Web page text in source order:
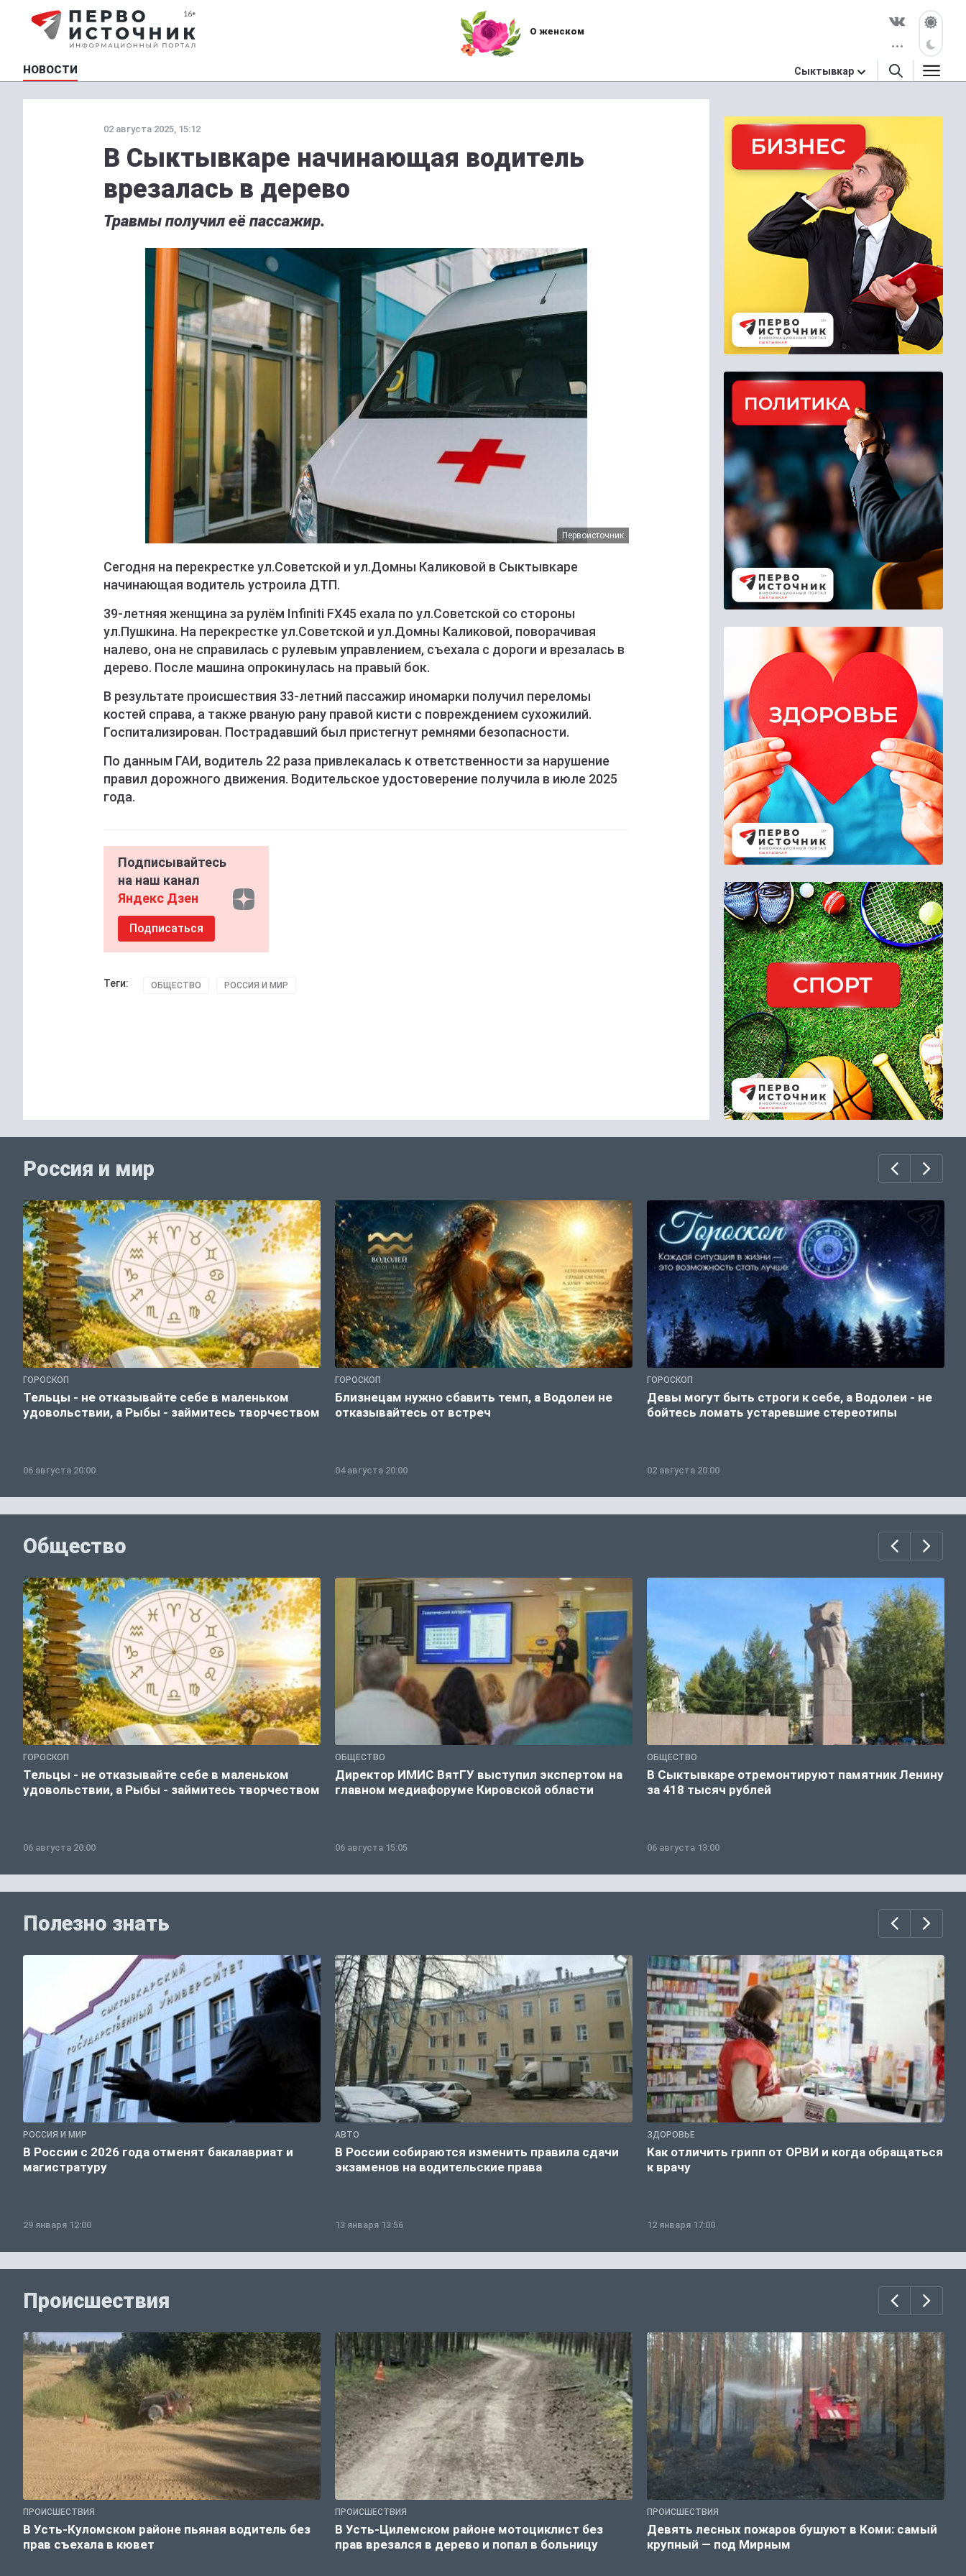
О женском
НОВОСТИ Сыктывкар
02 августа 2025, 15:12
В Сыктывкаре начинающая водитель
врезалась в дерево
Травмы получил её пассажир.
Первоисточник
Сегодня на перекрестке ул.Советской и ул.Домны Каликовой в Сыктывкаре
начинающая водитель устроила ДТП.
39-летняя женщина за рулём Infiniti FX45 ехала по ул.Советской со стороны
ул.Пушкина. На перекрестке ул.Советской и ул.Домны Каликовой, поворачивая
налево, она не справилась с рулевым управлением, съехала с дороги и врезалась в
дерево. После машина опрокинулась на правый бок.
В результате происшествия 33-летний пассажир иномарки получил переломы
костей справа, а также рваную рану правой кисти с повреждением сухожилий.
Госпитализирован. Пострадавший был пристегнут ремнями безопасности.
По данным ГАИ, водитель 22 раза привлекалась к ответственности за нарушение
правил дорожного движения. Водительское удостоверение получила в июле 2025
года.
Подписывайтесь
на наш канал
Яндекс Дзен
Подписаться
Теги: ОБЩЕСТВО РОССИЯ И МИР
Россия и мир
ГОРОСКОП
Тельцы - не отказывайте себе в маленьком
удовольствии, а Рыбы - займитесь творчеством
06 августа 20:00
ГОРОСКОП
Близнецам нужно сбавить темп, а Водолеи не
отказывайтесь от встреч
04 августа 20:00
ГОРОСКОП
Девы могут быть строги к себе, а Водолеи - не
бойтесь ломать устаревшие стереотипы
02 августа 20:00
Общество
ГОРОСКОП
Тельцы - не отказывайте себе в маленьком
удовольствии, а Рыбы - займитесь творчеством
06 августа 20:00
ОБЩЕСТВО
Директор ИМИС ВятГУ выступил экспертом на
главном медиафоруме Кировской области
06 августа 15:05
ОБЩЕСТВО
В Сыктывкаре отремонтируют памятник Ленину
за 418 тысяч рублей
06 августа 13:00
Полезно знать
РОССИЯ И МИР
В России с 2026 года отменят бакалавриат и
магистратуру
29 января 12:00
АВТО
В России собираются изменить правила сдачи
экзаменов на водительские права
13 января 13:56
ЗДОРОВЬЕ
Как отличить грипп от ОРВИ и когда обращаться
к врачу
12 января 17:00
Происшествия
ПРОИСШЕСТВИЯ
В Усть-Куломском районе пьяная водитель без
прав съехала в кювет
ПРОИСШЕСТВИЯ
В Усть-Цилемском районе мотоциклист без
прав врезался в дерево и попал в больницу
ПРОИСШЕСТВИЯ
Девять лесных пожаров бушуют в Коми: самый
крупный — под Мирным